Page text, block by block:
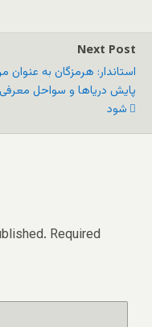
Next Post
استاندار: هرمزگان به عنوان
پایش دریاها و سواحل معرفی
شود
Required